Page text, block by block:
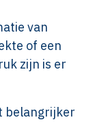
van
of een
zijn is er
belangrijker